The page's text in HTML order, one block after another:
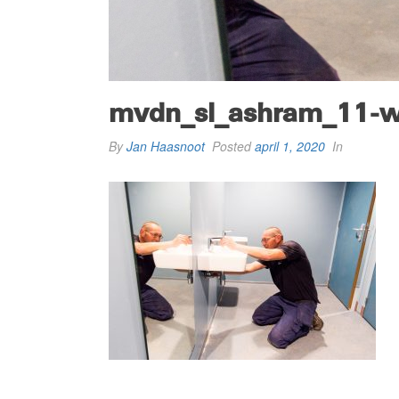
mvdn_sl_ashram_11-
ByJan Haasnoot Postedapril 1, 2020 In